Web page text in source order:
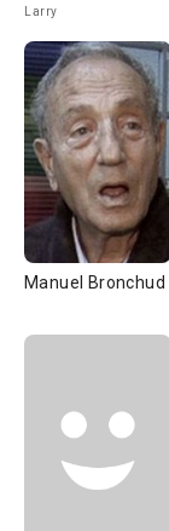
Larry
Manuel Bronchud